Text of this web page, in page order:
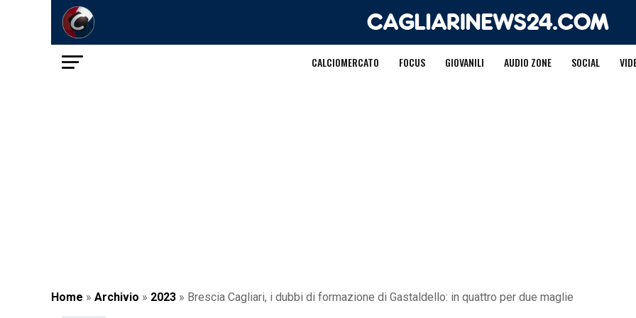
CALCIOMERCATO FOCUS GIOVANILI AUDIO ZONE SOCIAL
Home » Archivio » 2023 » Brescia Cagliari, i dubbi di formazione di Gastaldello: in quattro per due maglie